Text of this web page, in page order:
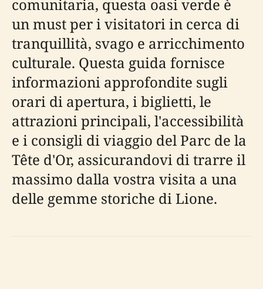
comunitaria, questa oasi verde è
un must per i visitatori in cerca di
tranquillità, svago e arricchimento
culturale. Questa guida fornisce
informazioni approfondite sugli
orari di apertura, i biglietti, le
attrazioni principali, l'accessibilità
e i consigli di viaggio del Parc de la
Tête d'Or, assicurandovi di trarre il
massimo dalla vostra visita a una
delle gemme storiche di Lione.